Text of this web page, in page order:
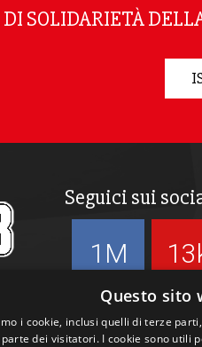
SOLIDARIETÀ
Seguici sui
1M
Questo sito
i cookie, inclusi quelli di terze
dei visitatori. I cookie sono utili